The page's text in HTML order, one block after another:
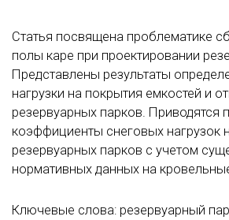
Статья посвящена проблематике
полы каре при проектировании
Представлены результаты
нагрузки на покрытия емкостей и
резервуарных парков. Приводятся
коэффициенты снеговых нагрузок
резервуарных парков с учетом
нормативных данных на
Ключевые слова: резервуарный